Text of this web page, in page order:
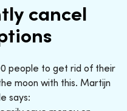
cancel
people to get rid of their
moon with this. Martijn
says: